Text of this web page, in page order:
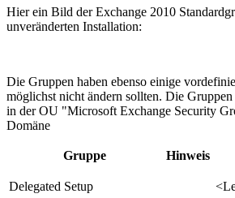
Hier ein Bild der Exchange 2010
unveränderten Installation:
Die Gruppen haben ebenso einige
möglichst nicht ändern sollten. Die
in der OU "Microsoft Exchange Security
Domäne
Gruppe Hinweis
Delegated Setup